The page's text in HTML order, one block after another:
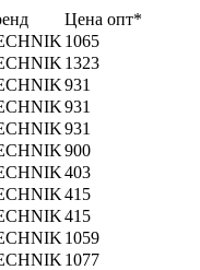
Цена опт*
1065
1323
931
931
931
900
403
415
415
1059
1077